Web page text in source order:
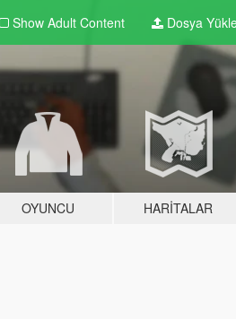
Show Adult Content Dosya
OYUNCU HARITALAR